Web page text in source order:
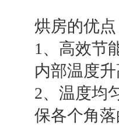
烘房的优
1、高效节
内部温度
2、温度均
保各个角